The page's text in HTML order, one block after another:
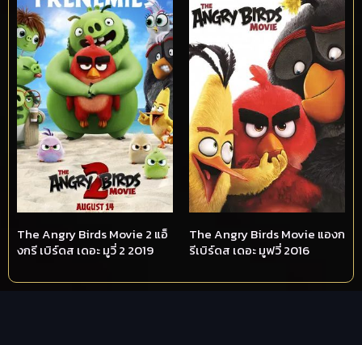
The Angry Birds Movie 2 แอ็
งกรี เบิร์ดส เดอะ มูวี่ 2 2019
The Angry Birds Movie แองก
รีเบิร์ดส เดอะ มูฟวี่ 2016